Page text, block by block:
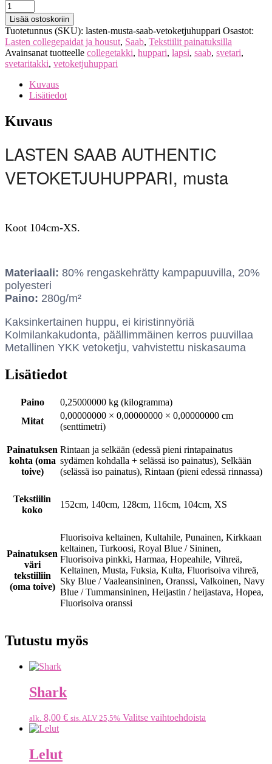
Lisää ostoskoriin
Tuotetunnus (SKU): lasten-musta-saab-vetoketjuhuppari Osastot:
Lasten collegepaidat ja housut, Saab, Tekstiilit painatuksilla
Avainsanat tuotteelle collegetakki, huppari, lapsi, saab, svetari,
svetaritakki, vetoketjuhuppari
Kuvaus
Lisätiedot
Kuvaus
LASTEN SAAB AUTHENTIC
VETOKETJUHUPPARI, musta
Koot 104cm-XS.
Materiaali: 80% rengaskehrätty kampapuuvilla, 20%
polyesteri
Paino: 280g/m²
Kaksinkertainen huppu, ei kiristinnyöriä
Kolmilankakudonta, päällimmäinen kerros puuvillaa
Metallinen YKK vetoketju, vahvistettu niskasauma
Lisätiedot
Paino
0,25000000 kg (kilogramma)
Mitat
0,00000000 × 0,00000000 × 0,00000000 cm
(senttimetri)
Painatuksen
kohta (oma
toive)
Rintaan ja selkään (edessä pieni rintapainatus
sydämen kohdalla + selässä iso painatus), Selkään
(selässä iso painatus), Rintaan (pieni edessä rinnassa)
Tekstiilin
koko
152cm, 140cm, 128cm, 116cm, 104cm, XS
Painatuksen
väri
tekstiiliin
(oma toive)
Fluorisoiva keltainen, Kultahile, Punainen, Kirkkaan
keltainen, Turkoosi, Royal Blue / Sininen,
Fluorisoiva pinkki, Harmaa, Hopeahile, Vihreä,
Keltainen, Musta, Fuksia, Kulta, Fluorisoiva vihreä,
Sky Blue / Vaaleansininen, Oranssi, Valkoinen, Navy
Blue / Tummansininen, Heijastin / heijastava, Hopea,
Fluorisoiva oranssi
Tutustu myös
Shark
alk. 8,00 € sis. ALV 25,5% Valitse vaihtoehdoista
Lelut